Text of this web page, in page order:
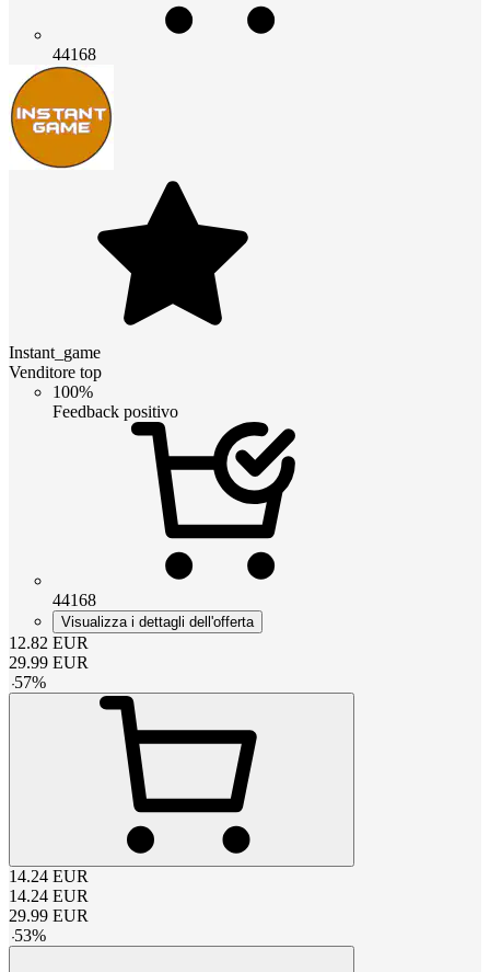
44168
Instant_game
Venditore top
100%
Feedback positivo
44168
Visualizza i dettagli dell'offerta
12.82 EUR
29.99 EUR
-57%
14.24 EUR
14.24 EUR
29.99 EUR
-53%